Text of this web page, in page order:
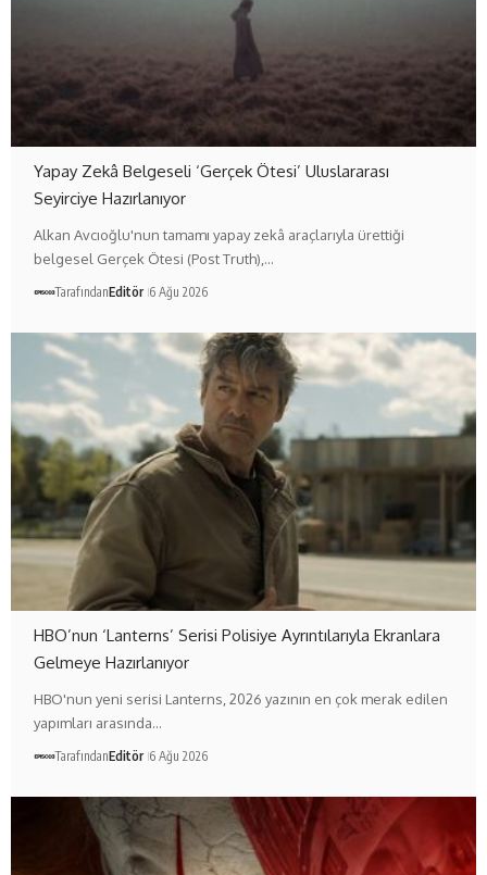
Yapay Zekâ Belgeseli ‘Gerçek Ötesi’ Uluslararası
Seyirciye Hazırlanıyor
Alkan Avcıoğlu'nun tamamı yapay zekâ araçlarıyla ürettiği
belgesel Gerçek Ötesi (Post Truth),…
TarafındanEditör 6 Ağu 2026
HBO’nun ‘Lanterns’ Serisi Polisiye Ayrıntılarıyla Ekranlara
Gelmeye Hazırlanıyor
HBO'nun yeni serisi Lanterns, 2026 yazının en çok merak edilen
yapımları arasında…
TarafındanEditör 6 Ağu 2026